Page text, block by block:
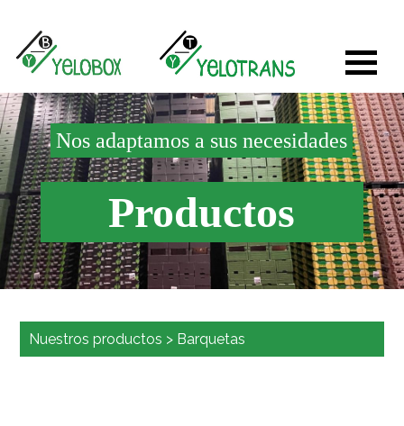
Nos adaptamos a sus necesidades
Productos
Nuestros productos > Barquetas